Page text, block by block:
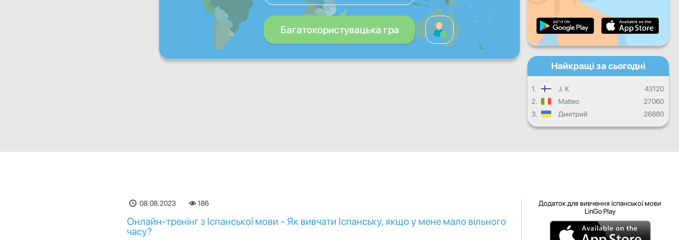
Багатокористувацька гра Загальний прогрес
Найкращі за сьогодні
1. J. K
43120
2.
Matteo
27060
3.
Дмитрий 26880
08.08.2023 186
Онлайн-тренінг з Іспанської мови - Як вивчати Іспанську, якщо у мене мало вільного
часу?
Додаток для вивчення іспанської мови
LinGo Play